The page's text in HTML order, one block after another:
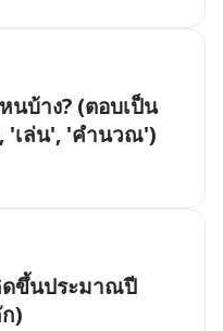
นบ้าง? (ตอบเป็น
'เล่น', 'คำนวณ')
ดขึ้นประมาณปี
)